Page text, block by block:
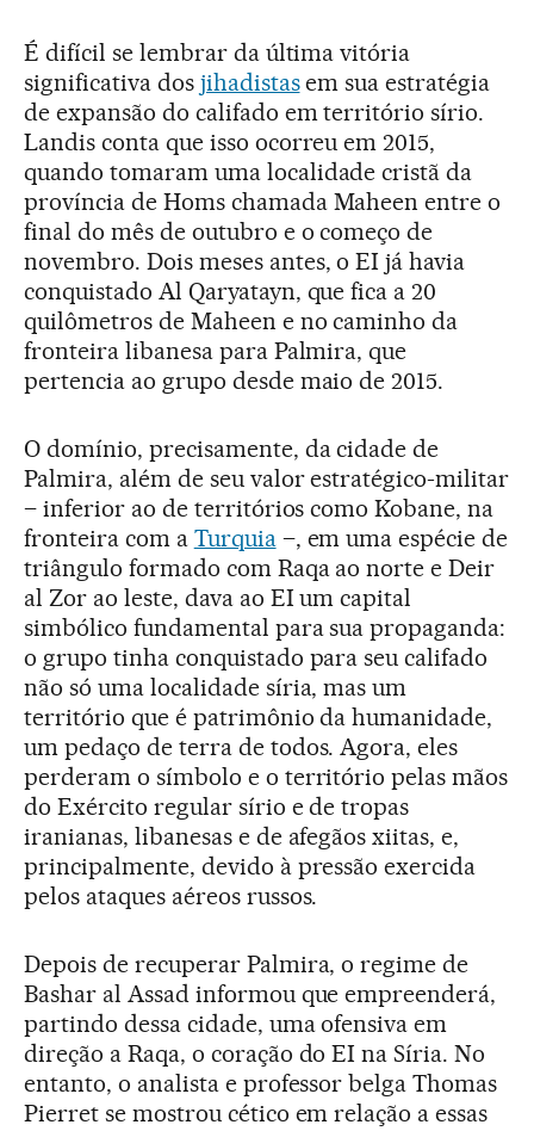
É difícil se lembrar da última vitória
significativa dos jihadistasem sua estratégia
de expansão do califado em território sírio.
Landis conta que isso ocorreu em 2015,
quando tomaram uma localidade cristã da
província de Homs chamada Maheen entre o
final do mês de outubro e o começo de
novembro. Dois meses antes, o EI já havia
conquistado Al Qaryatayn, que fica a 20
quilômetros de Maheen e no caminho da
fronteira libanesa para Palmira, que
pertencia ao grupo desde maio de 2015.
O domínio, precisamente, da cidade de
Palmira, além de seu valor estratégico-militar
– inferior ao de territórios como Kobane, na
fronteira com a Turquia–, em uma espécie de
triângulo formado com Raqa ao norte e Deir
al Zor ao leste, dava ao EI um capital
simbólico fundamental para sua propaganda:
o grupo tinha conquistado para seu califado
não só uma localidade síria, mas um
território que é patrimônio da humanidade,
um pedaço de terra de todos. Agora, eles
perderam o símbolo e o território pelas mãos
do Exército regular sírio e de tropas
iranianas, libanesas e de afegãos xiitas, e,
principalmente, devido à pressão exercida
pelos ataques aéreos russos.
Depois de recuperar Palmira, o regime de
Bashar al Assad informou que empreenderá,
partindo dessa cidade, uma ofensiva em
direção a Raqa, o coração do EI na Síria. No
entanto, o analista e professor belga Thomas
Pierret se mostrou cético em relação a essas